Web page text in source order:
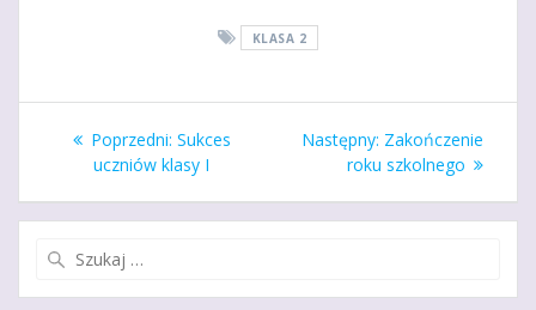
KLASA 2
Nawigacja
wpisu
Poprzedni: Poprzedni
wpis:
Sukces
uczniów klasy I
Następny: Następny
wpis:
Zakończenie
roku szkolnego